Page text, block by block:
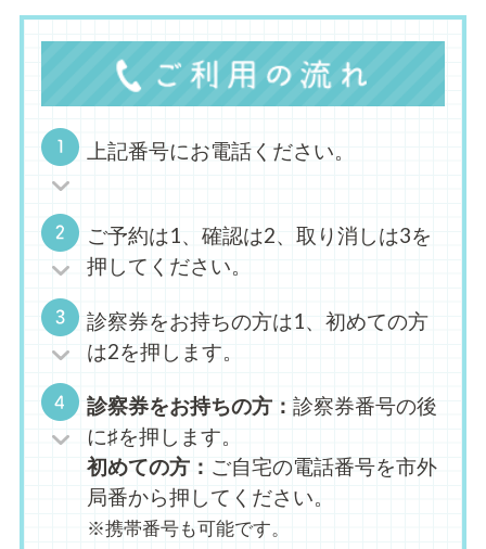
上記番号にお電話ください。
ご予約は1、確認は2、取り消しは3を
押してください。
診察券をお持ちの方は1、初めての方
は2を押します。
診察券をお持ちの方：診察券番号の後
に♯を押します。
初めての方： ご自宅の電話番号を市外
局番から押してください。
※携帯番号も可能です。